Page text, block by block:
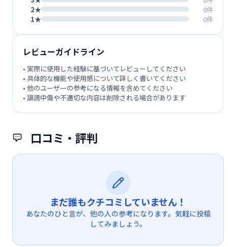
口コミ・評判
まだ誰もクチコミしていません！
あなたのひと言が、他の人の参考になります。気軽に投稿
してみましょう。
2★
0件
1★
0件
レビューガイドライン
• 実際に使用した経験に基づいてレビューしてください
• 具体的な機能や使用感について詳しく書いてください
• 他のユーザーの参考になる情報を含めてください
• 誹謗中傷や不適切な内容は削除される場合があります